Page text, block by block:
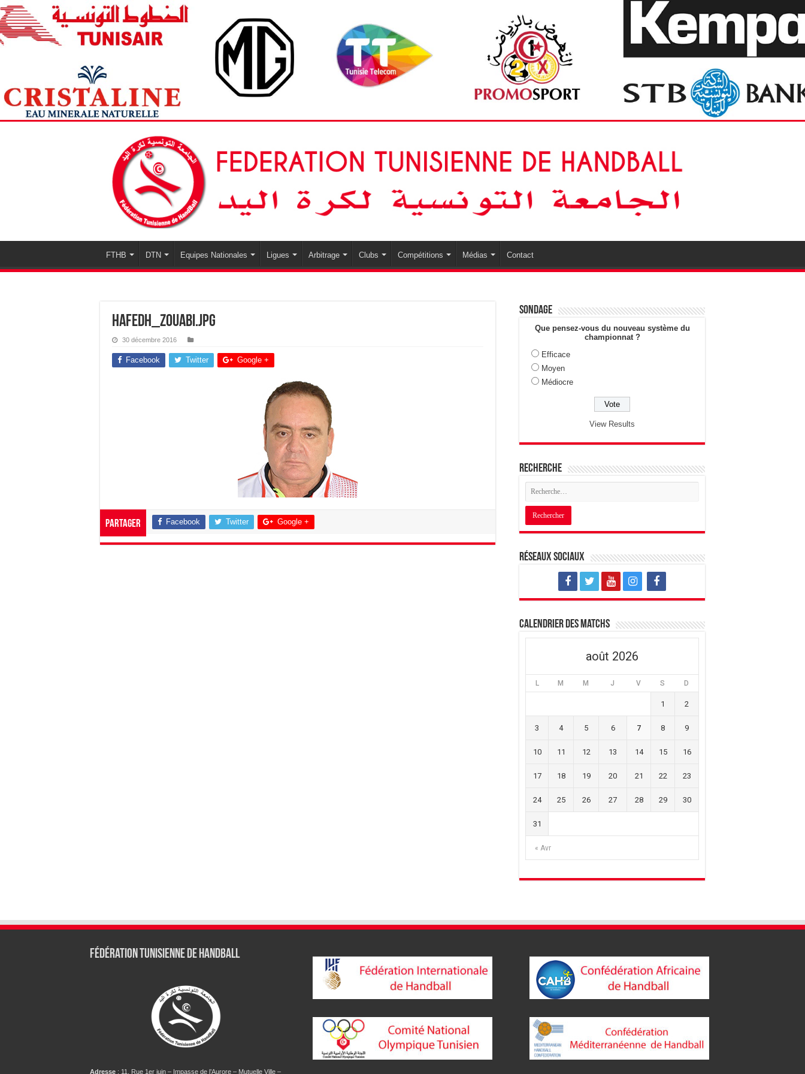
FTHB DTN Equipes Nationales Ligues Arbitrage Clubs Compétitions Médias Contact
hafedh_zouabi.jpg
30 décembre 2016
Facebook Twitter Google +
Partager Facebook Twitter Google +
Sondage
Que pensez-vous du nouveau système du
championnat ?
Efficace
Moyen
Médiocre
View Results
Recherche
Réseaux sociaux
Calendrier des matchs
août 2026
L M M J V S D
« Avr
1 2
3 4 5 6 7 8 9
10 11 12 13 14 15 16
17 18 19 20 21 22 23
24 25 26 27 28 29 30
31
Fédération tunisienne de Handball
Adresse: 11, Rue 1er juin – Impasse de l’Aurore – Mutuelle Ville –